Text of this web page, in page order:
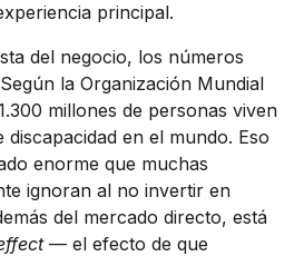
principal.
del negocio, los números
la Organización Mundial
millones de personas viven
en el mundo. Eso
enorme que muchas
ignoran al no invertir en
del mercado directo, está
— el efecto de que